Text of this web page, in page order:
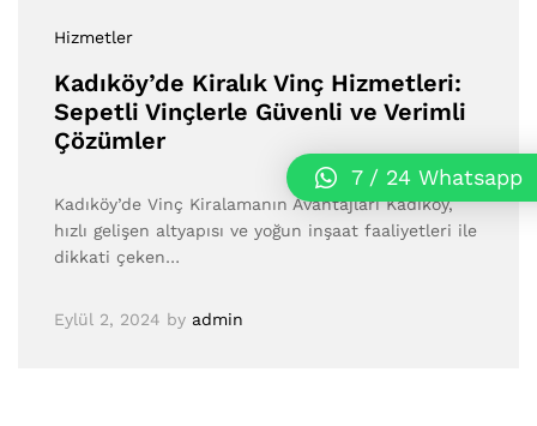
Hizmetler
Kadıköy’de Kiralık Vinç Hizmetleri:
Sepetli Vinçlerle Güvenli ve Verimli
Çözümler
Kadıköy’de Vinç Kiralamanın Avantajları Kadıköy,
hızlı gelişen altyapısı ve yoğun inşaat faaliyetleri ile
dikkati çeken…
Eylül 2, 2024 by admin
7 / 24 Whatsapp